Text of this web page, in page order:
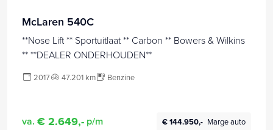
McLaren 540C
**Nose Lift ** Sportuitlaat ** Carbon ** Bowers & Wilkins
** **DEALER ONDERHOUDEN**
2017 47.201 km Benzine
va. € 2.649,- p/m € 144.950,- Marge auto